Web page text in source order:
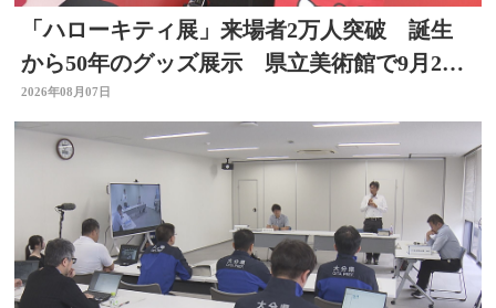
「ハローキティ展」来場者2万人突破 誕生
から50年のグッズ展示 県立美術館で9月23
日まで
2026年08月07日